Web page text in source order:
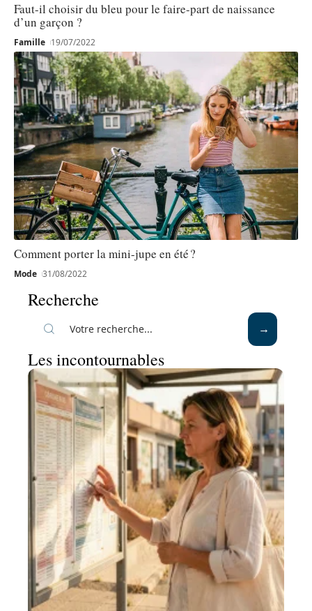
Faut-il choisir du bleu pour le faire-part de naissance
d’un garçon ?
Famille 19/07/2022
Comment porter la mini-jupe en été ?
Mode 31/08/2022
Recherche
Les incontournables